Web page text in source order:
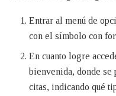
Entrar al menú de
con el símbolo con
En cuanto logre
bienvenida, donde se
citas, indicando qué